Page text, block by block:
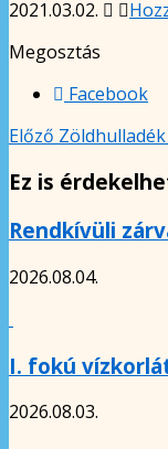
2021.03.02.
Megosztás
Facebook
Előző
Ez is
Rendkívüli
2026.08.04.
I. fokú
2026.08.03.